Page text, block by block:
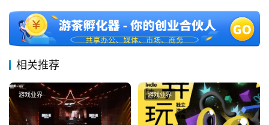
相关推荐
游戏业界 游戏业界